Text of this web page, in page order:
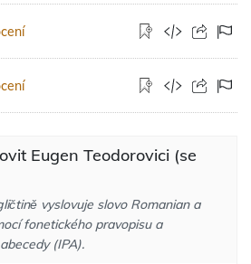
Eugen Teodorovici (se
vyslovuje slovo Romanian a
fonetického pravopisu a
(IPA).